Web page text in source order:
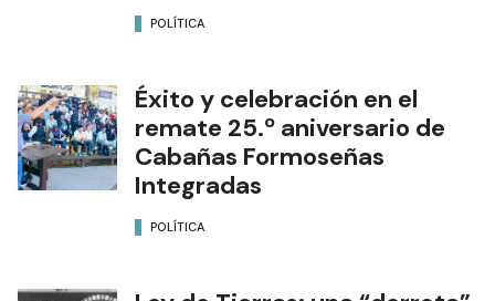
POLÍTICA
Éxito y celebración en el
remate 25.º aniversario de
Cabañas Formoseñas
Integradas
POLÍTICA